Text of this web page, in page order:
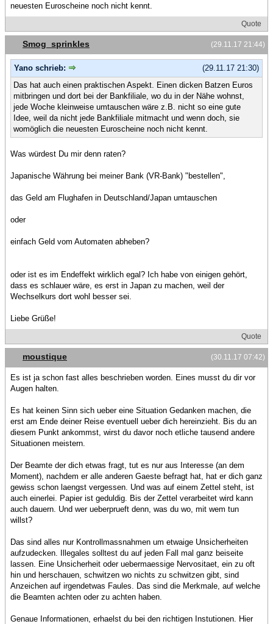
neuesten Euroscheine noch nicht kennt.
Quote
(29.11.17 21:44)
Smog_sprinkles
(29.11.17 21:30)
Yano schrieb:
Das hat auch einen praktischen Aspekt. Einen dicken Batzen Euros
mitbringen und dort bei der Bankfiliale, wo du in der Nähe wohnst,
jede Woche kleinweise umtauschen wäre z.B. nicht so eine gute
Idee, weil da nicht jede Bankfiliale mitmacht und wenn doch, sie
womöglich die neuesten Euroscheine noch nicht kennt.
Was würdest Du mir denn raten?
Japanische Währung bei meiner Bank (VR-Bank) "bestellen",
das Geld am Flughafen in Deutschland/Japan umtauschen
oder
einfach Geld vom Automaten abheben?
oder ist es im Endeffekt wirklich egal? Ich habe von einigen gehört,
dass es schlauer wäre, es erst in Japan zu machen, weil der
Wechselkurs dort wohl besser sei.
Liebe Grüße!
Quote
(30.11.17 07:42)
moustique
Es ist ja schon fast alles beschrieben worden. Eines musst du dir vor
Augen halten.
Es hat keinen Sinn sich ueber eine Situation Gedanken machen, die
erst am Ende deiner Reise eventuell ueber dich hereinzieht. Bis du an
diesem Punkt ankommst, wirst du davor noch etliche tausend andere
Situationen meistern.
Der Beamte der dich etwas fragt, tut es nur aus Interesse (an dem
Moment), nachdem er alle anderen Gaeste befragt hat, hat er dich ganz
gewiss schon laengst vergessen. Und was auf einem Zettel steht, ist
auch einerlei. Papier ist geduldig. Bis der Zettel verarbeitet wird kann
auch dauern. Und wer ueberprueft denn, was du wo, mit wem tun
willst?
Das sind alles nur Kontrollmassnahmen um etwaige Unsicherheiten
aufzudecken. Illegales solltest du auf jeden Fall mal ganz beiseite
lassen. Eine Unsicherheit oder uebermaessige Nervositaet, ein zu oft
hin und herschauen, schwitzen wo nichts zu schwitzen gibt, sind
Anzeichen auf irgendetwas Faules. Das sind die Merkmale, auf welche
die Beamten achten oder zu achten haben.
Genaue Informationen, erhaelst du bei den richtigen Instutionen. Hier